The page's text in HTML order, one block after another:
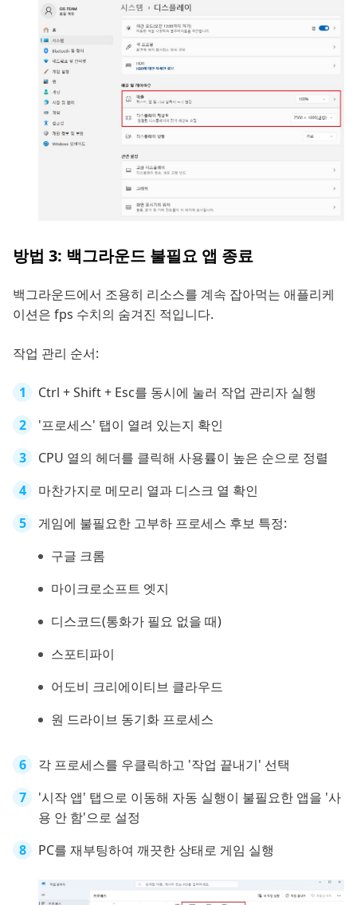
방법 3: 백그라운드 불필요 앱 종료
백그라운드에서 조용히 리소스를 계속 잡아먹는 애플리케
이션은 fps 수치의 숨겨진 적입니다.
작업 관리 순서:
Ctrl + Shift + Esc를 동시에 눌러 작업 관리자 실행
'프로세스' 탭이 열려 있는지 확인
CPU 열의 헤더를 클릭해 사용률이 높은 순으로 정렬
마찬가지로 메모리 열과 디스크 열 확인
게임에 불필요한 고부하 프로세스 후보 특정:
구글 크롬
마이크로소프트 엣지
디스코드(통화가 필요 없을 때)
스포티파이
어도비 크리에이티브 클라우드
원 드라이브 동기화 프로세스
각 프로세스를 우클릭하고 '작업 끝내기' 선택
'시작 앱' 탭으로 이동해 자동 실행이 불필요한 앱을 '사
용 안 함'으로 설정
PC를 재부팅하여 깨끗한 상태로 게임 실행